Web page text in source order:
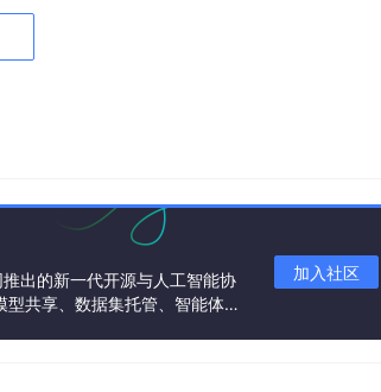
出的新一代开源与人工智能协
共享、数据集托管、智能体开
加入社区